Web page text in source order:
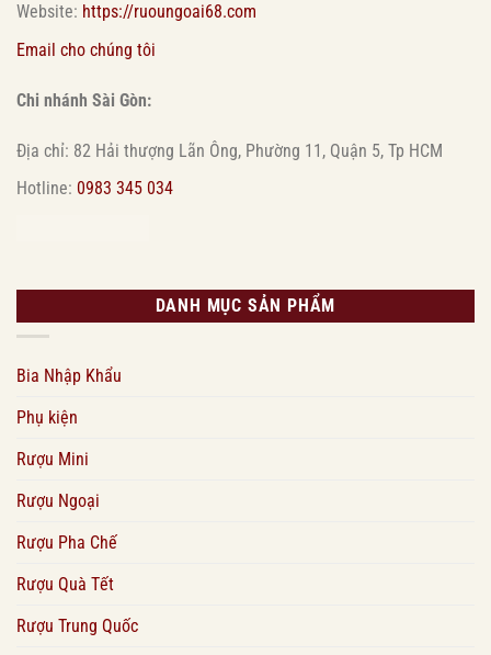
Website: https://ruoungoai68.com
Email cho chúng tôi
Chi nhánh Sài Gòn:
Địa chỉ: 82 Hải thượng Lãn Ông, Phường 11, Quận 5, Tp HCM
Hotline: 0983 345 034
DANH MỤC SẢN PHẨM
Bia Nhập Khẩu
Phụ kiện
Rượu Mini
Rượu Ngoại
Rượu Pha Chế
Rượu Quà Tết
Rượu Trung Quốc